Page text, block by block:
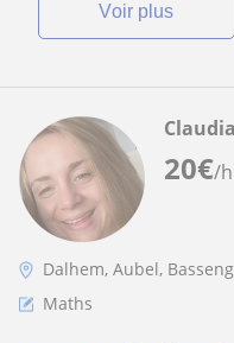
voir plus
20€/h
Claudia
Dalhem, Aubel,
Maths